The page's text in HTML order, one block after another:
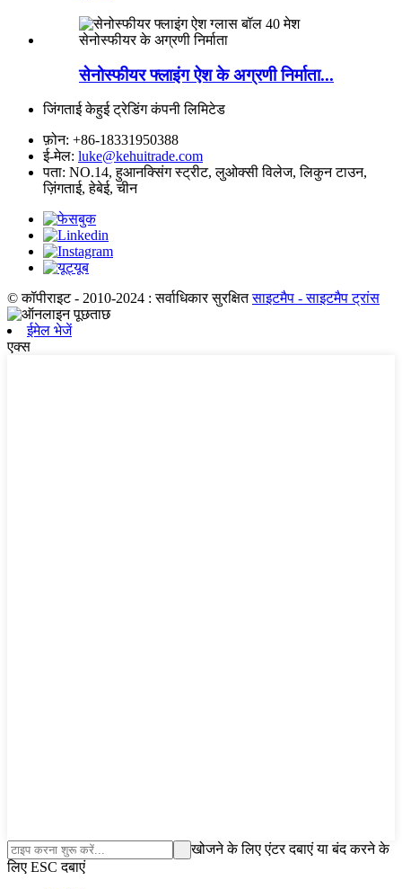
सेनोस्फीयर फ्लाइंग ऐश के अग्रणी निर्माता...
जिंगताई केहुई ट्रेडिंग कंपनी लिमिटेड
फ़ोन: +86-18331950388
ई-मेल: luke@kehuitrade.com
पता: NO.14, हुआनक्सिंग स्ट्रीट, लुओक्सी विलेज, लिकुन टाउन,
ज़िंगताई, हेबेई, चीन
© कॉपीराइट - 2010-2024 : सर्वाधिकार सुरक्षितसाइटमैप - साइटमैप ट्रांस
ईमेल भेजें
एक्स
खोजने के लिए एंटर दबाएं या बंद करने के
लिए ESC दबाएं